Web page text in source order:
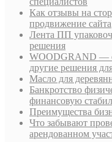
Как отзывы на
продвижение сайта
Лента ПП
решения
WOODGRAND —
другие решения
Масло для
Банкротство
финансовую
Преимущества
Что забывают
арендованном